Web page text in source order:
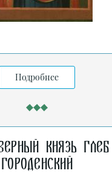
Подробнее
князь Глеб
Городенский